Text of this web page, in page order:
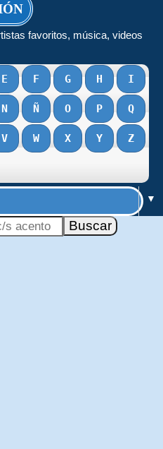
favoritos, música, videos
E F G H I
N Ñ O P Q
V W X Y Z
▼